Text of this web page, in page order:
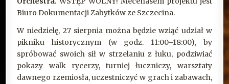
Biuro Dokumentacji Zabytków ze Szczecina.
W niedzielę, 27 sierpnia można będzie wziąć udział w
pikniku historycznym (w godz. 11:00–18:00), by
spróbować swoich sił w strzelaniu z łuku, podziwiać
pokazy walk rycerzy, turniej łuczniczy, warsztaty
dawnego rzemiosła, uczestniczyć w grach i zabawach,